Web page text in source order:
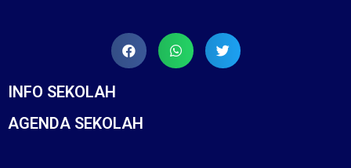
INFO SEKOLAH
AGENDA SEKOLAH